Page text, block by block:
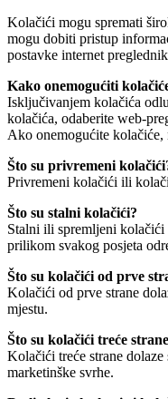
Kolačići mogu spremati
mogu dobiti pristup
postavke internet
Kako onemogućiti
Isključivanjem kolačića
kolačića, odaberite web-
Ako onemogućite
Što su privremeni
Privremeni kolačići ili
Što su stalni kolačići?
Stalni ili spremljeni kolačići
prilikom svakog posjeta
Što su kolačići od prve
Kolačići od prve strane
mjestu.
Što su kolačići treće
Kolačići treće strane
marketinške svrhe.